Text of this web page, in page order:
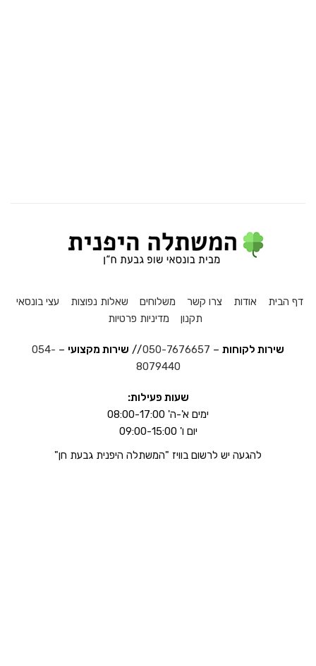
דף הבית אודות צרו קשר משלוחים שאלות נפוצות
עצי בונסאי
תקנון
מדיניות פרטיות
שירות לקוחות –
050-7676657
// שירות מקצועי –
054-
8079440
שעות פעילות:
ימים א'-ה' 08:00-17:00
יום ו' 09:00-15:00
להגעה יש לרשום בוויז "המשתלה היפנית גבעת חן"